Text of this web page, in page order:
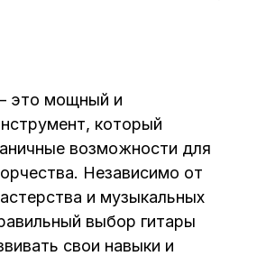
это мощный и
который
возможности для
Независимо от
и музыкальных
выбор гитары
свои навыки и